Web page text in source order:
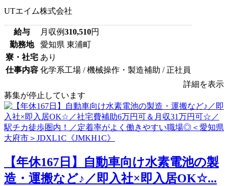
UTエイム株式会社
給与 月収例310,510円
勤務地
愛知県 東浦町
寮・社宅 あり
仕事内容 化学系工場 / 機械操作・製造補助 / 正社員
詳細を表示
募集が停止しています
【年休167日】自動車向け水素電池の製
造・運搬など♪／即入社×即入居OK☆...